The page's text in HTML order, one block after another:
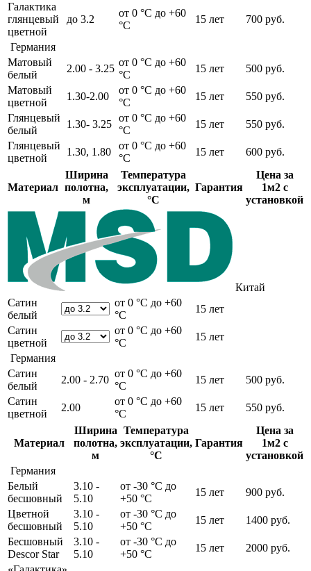
Галактика
глянцевый
цветной
до 3.2
от 0 °С до +60
°С
15 лет 700 руб.
Германия
Матовый
белый
2.00 - 3.25
от 0 °С до +60
°С
15 лет
500 руб.
Матовый
цветной
1.30-2.00
от 0 °С до +60
°С
15 лет
550 руб.
Глянцевый
белый
1.30- 3.25
от 0 °С до +60
°С
15 лет
550 руб.
Глянцевый
цветной
1.30, 1.80
от 0 °С до +60
°С
15 лет 600 руб.
Материал
Ширина
полотна,
м
Температура
эксплуатации,
°С
Гарантия
Цена за
1м2 с
установкой
Китай
Сатин
белый
от 0 °С до +60
°С
15 лет
Сатин
цветной
от 0 °С до +60
°С
15 лет
Германия
Сатин
белый
2.00 - 2.70
от 0 °С до +60
°С
15 лет
500 руб.
Сатин
цветной
2.00
от 0 °С до +60
°С
15 лет 550 руб.
Материал
Ширина
полотна,
м
Температура
эксплуатации,
°С
Гарантия
Цена за
1м2 с
установкой
Германия
Белый
бесшовный
3.10 -
5.10
от -30 °С до
+50 °С
15 лет
900 руб.
Цветной
бесшовный
3.10 -
5.10
от -30 °С до
+50 °С
15 лет
1400 руб.
Бесшовный
Descor Star
3.10 -
5.10
от -30 °С до
+50 °С
15 лет
2000 руб.